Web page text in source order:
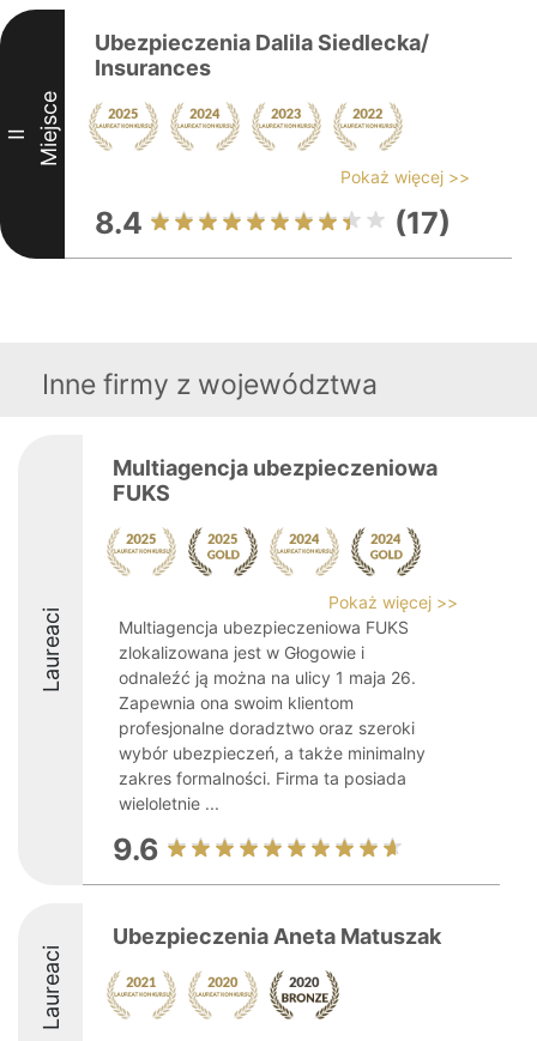
II Miejsce
Ubezpieczenia Dalila Siedlecka/
Insurances
Pokaż więcej >>
8.4 (17)
Inne firmy z województwa
Laureaci
Multiagencja ubezpieczeniowa
FUKS
Pokaż więcej >>
Multiagencja ubezpieczeniowa FUKS
zlokalizowana jest w Głogowie i
odnaleźć ją można na ulicy 1 maja 26.
Zapewnia ona swoim klientom
profesjonalne doradztwo oraz szeroki
wybór ubezpieczeń, a także minimalny
zakres formalności. Firma ta posiada
wieloletnie ...
9.6
Laureaci
Ubezpieczenia Aneta Matuszak